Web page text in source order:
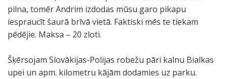
pilna, tomēr Andrim izdodas mūsu garo pikapu
iespraucīt šaurā brīvā vietā. Faktiski mēs te tiekam
pēdējie. Maksa – 20 zloti.
Šķērsojam Slovākijas-Polijas robežu pāri kalnu Bialkas
upei un apm. kilometru kājām dodamies uz parku.